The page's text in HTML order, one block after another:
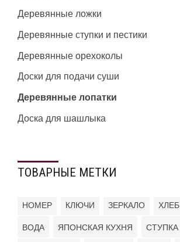
Деревянные ложки
Деревянные ступки и пестики
Деревянные орехоколы
Доски для подачи суши
Деревянные лопатки
Доска для шашлыка
ТОВАРНЫЕ МЕТКИ
НОМЕР КЛЮЧИ ЗЕРКАЛО ХЛЕБ
ВОДА
ЯПОНСКАЯ КУХНЯ
СТУПКА